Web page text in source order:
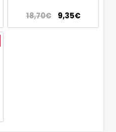
18,70€ 9,35€